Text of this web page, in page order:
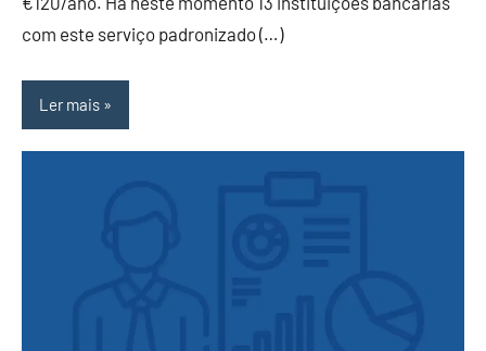
com este serviço padronizado (…)
Ler mais